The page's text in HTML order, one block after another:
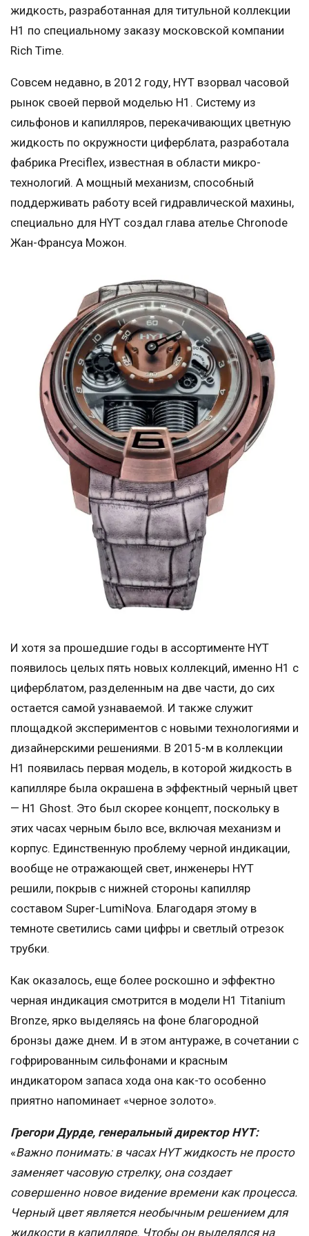
жидкость, разработанная для титульной коллекции
H1 по специальному заказу московской компании
Rich Time.
Совсем недавно, в 2012 году, HYT взорвал часовой
рынок своей первой моделью Н1. Систему из
сильфонов и капилляров, перекачивающих цветную
жидкость по окружности циферблата, разработала
фабрика Preciflex, известная в области микро-
технологий. А мощный механизм, способный
поддерживать работу всей гидравлической махины,
специально для HYT создал глава ателье Chronode
Жан-Франсуа Можон.
И хотя за прошедшие годы в ассортименте HYT
появилось целых пять новых коллекций, именно Н1 с
циферблатом, разделенным на две части, до сих
остается самой узнаваемой. И также служит
площадкой экспериментов с новыми технологиями и
дизайнерскими решениями. В 2015-м в коллекции
H1 появилась первая модель, в которой жидкость в
капилляре была окрашена в эффектный черный цвет
— H1 Ghost. Это был скорее концепт, поскольку в
этих часах черным было все, включая механизм и
корпус. Единственную проблему черной индикации,
вообще не отражающей свет, инженеры HYT
решили, покрыв с нижней стороны капилляр
составом Super-LumiNova. Благодаря этому в
темноте светились сами цифры и светлый отрезок
трубки.
Как оказалось, еще более роскошно и эффектно
черная индикация смотрится в модели H1 Titanium
Bronze, ярко выделяясь на фоне благородной
бронзы даже днем. И в этом антураже, в сочетании с
гофрированным сильфонами и красным
индикатором запаса хода она как-то особенно
приятно напоминает «черное золото».
Грегори Дурде, генеральный директор HYT:
«Важно понимать: в часах HYT жидкость не просто
заменяет часовую стрелку, она создает
совершенно новое видение времени как процесса.
Черный цвет является необычным решением для
жидкости в капилляре. Чтобы он выделялся на